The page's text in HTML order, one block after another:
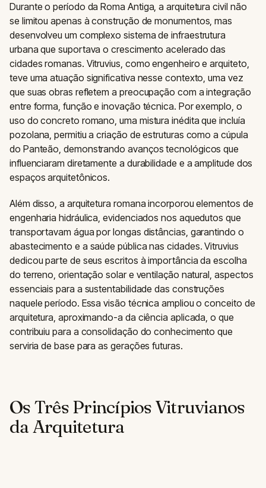
Durante o período da Roma Antiga, a arquitetura civil não
se limitou apenas à construção de monumentos, mas
desenvolveu um complexo sistema de infraestrutura
urbana que suportava o crescimento acelerado das
cidades romanas. Vitruvius, como engenheiro e arquiteto,
teve uma atuação significativa nesse contexto, uma vez
que suas obras refletem a preocupação com a integração
entre forma, função e inovação técnica. Por exemplo, o
uso do concreto romano, uma mistura inédita que incluía
pozolana, permitiu a criação de estruturas como a cúpula
do Panteão, demonstrando avanços tecnológicos que
influenciaram diretamente a durabilidade e a amplitude dos
espaços arquitetônicos.
Além disso, a arquitetura romana incorporou elementos de
engenharia hidráulica, evidenciados nos aquedutos que
transportavam água por longas distâncias, garantindo o
abastecimento e a saúde pública nas cidades. Vitruvius
dedicou parte de seus escritos à importância da escolha
do terreno, orientação solar e ventilação natural, aspectos
essenciais para a sustentabilidade das construções
naquele período. Essa visão técnica ampliou o conceito de
arquitetura, aproximando-a da ciência aplicada, o que
contribuiu para a consolidação do conhecimento que
serviria de base para as gerações futuras.
Os Três Princípios Vitruvianos
da Arquitetura